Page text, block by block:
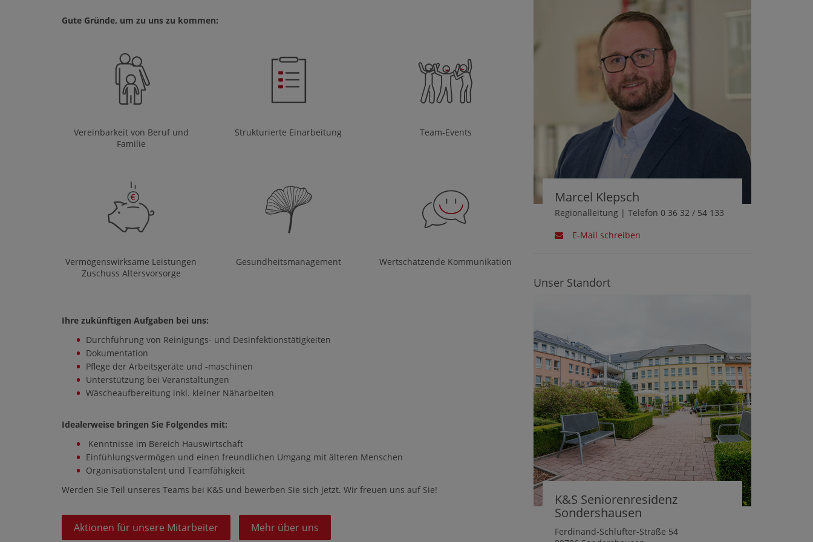
Gute Gründe, um zu uns zu kommen:
Vereinbarkeit von Beruf und
Familie
Strukturierte Einarbeitung Team-Events
Vermögenswirksame Leistungen
Zuschuss Altersvorsorge
Gesundheitsmanagement Wertschätzende Kommunikation
Ihre zukünftigen Aufgaben bei uns:
Durchführung von Reinigungs- und Desinfektionstätigkeiten
Dokumentation
Pflege der Arbeitsgeräte und -maschinen
Unterstützung bei Veranstaltungen
Wäscheaufbereitung inkl. kleiner Näharbeiten
Idealerweise bringen Sie Folgendes mit:
Kenntnisse im Bereich Hauswirtschaft
Einfühlungsvermögen und einen freundlichen Umgang mit älteren Menschen
Organisationstalent und Teamfähigkeit
Werden Sie Teil unseres Teams bei K&S und bewerben Sie sich jetzt. Wir freuen uns auf Sie!
Aktionen für unsere Mitarbeiter Mehr über uns
Marcel Klepsch
Regionalleitung | Telefon 0 36 32 / 54 133
E-Mail schreiben
Unser Standort
K&S Seniorenresidenz
Sondershausen
Ferdinand-Schlufter-Straße 54